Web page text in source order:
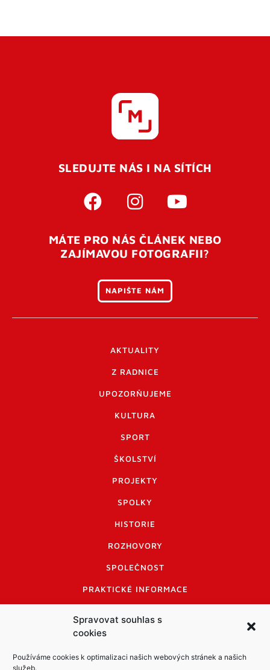
Spravovat souhlas s
cookies
Používáme cookies k optimalizaci našich webových stránek a našich
služeb.
Pro úspěšné dokončení registrace je potřeba
vaší e-mailovouadresu. Po úspěšném odeslání
otevření tohoto odkazu se váš účet ověří a můžete se
přihlásit. Nezapomeňte zkontrolovat složku SPAM ve
SLEDUJTE NÁS I NA SÍTÍCH
MÁTE PRO NÁS ČLÁNEK NEBO
ZAJÍMAVOU FOTOGRAFII?
NAPIŠTE NÁM
AKTUALITY
Z RADNICE
UPOZORŇUJEME
KULTURA
SPORT
ŠKOLSTVÍ
PROJEKTY
SPOLKY
HISTORIE
ROZHOVORY
SPOLEČNOST
PRAKTICKÉ INFORMACE
INFORMACE A KODEX DISKUTUJÍCÍCH
LOGO A LOGO MANUÁL